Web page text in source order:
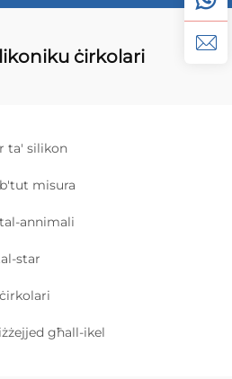
ċirkolari
ta' silikon
misura
annimali
star
għall-ikel